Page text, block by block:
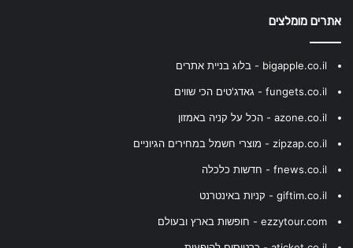
אתרים מומלצים
bigapple.co.il - בלוג בניית אתרים
fungets.co.il - גאדג'טים הכי שווים
azone.co.il - הכל על קניה באמזון
zipzap.co.il - מוצרי חשמל במחירים הגיוניים
fnews.co.il - חדשות כלכלה
giftim.co.il - קניות באינטרנט
ezzytour.com - חופשות בארץ ובעולם